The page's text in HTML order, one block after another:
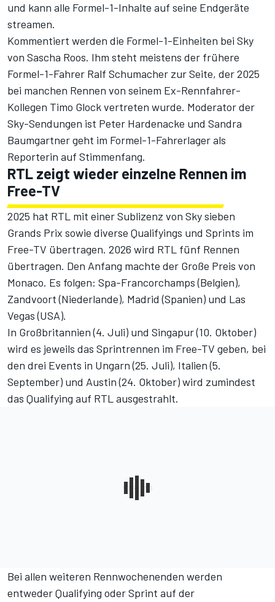
und kann alle Formel-1-Inhalte auf seine Endgeräte
streamen.
Kommentiert werden die Formel-1-Einheiten bei Sky
von Sascha Roos. Ihm steht meistens der frühere
Formel-1-Fahrer Ralf Schumacher zur Seite, der 2025
bei manchen Rennen von seinem Ex-Rennfahrer-
Kollegen Timo Glock vertreten wurde. Moderator der
Sky-Sendungen ist Peter Hardenacke und Sandra
Baumgartner geht im Formel-1-Fahrerlager als
Reporterin auf Stimmenfang.
RTL zeigt wieder einzelne Rennen im
Free-TV
2025 hat RTL mit einer Sublizenz von Sky sieben
Grands Prix sowie diverse Qualifyings und Sprints im
Free-TV übertragen. 2026 wird RTL fünf Rennen
übertragen. Den Anfang machte der Große Preis von
Monaco. Es folgen: Spa-Francorchamps (Belgien),
Zandvoort (Niederlande), Madrid (Spanien) und Las
Vegas (USA).
In Großbritannien (4. Juli) und Singapur (10. Oktober)
wird es jeweils das Sprintrennen im Free-TV geben, bei
den drei Events in Ungarn (25. Juli), Italien (5.
September) und Austin (24. Oktober) wird zumindest
das Qualifying auf RTL ausgestrahlt.
Bei allen weiteren Rennwochenenden werden
entweder Qualifying oder Sprint auf der